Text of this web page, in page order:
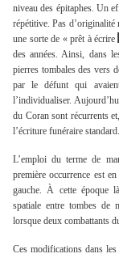
niveau des épitaphes. Un
répétitive. Pas d’originalité
une sorte de « prêt à écrire
des années. Ainsi, dans
pierres tombales des vers
par le défunt qui
l’individualiser.
du Coran sont récurrents
l’écriture funéraire standard.
L’emploi du terme de
première occurrence est
gauche. À cette époque
spatiale entre tombes de
lorsque deux combattants
Ces modifications dans